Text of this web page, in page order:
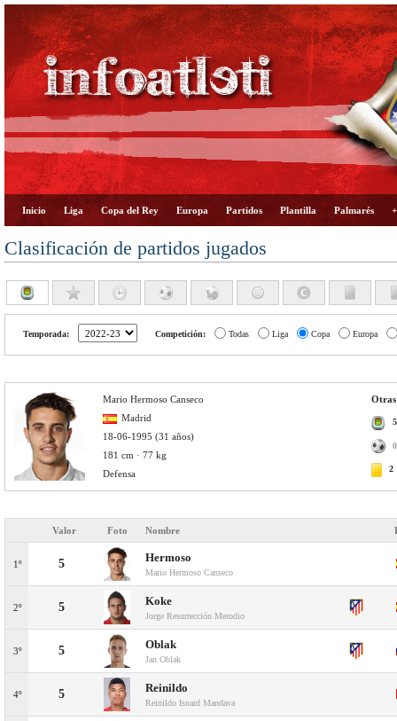
Inicio Liga Copa del Rey Europa Partidos Plantilla Palmarés
Clasificación de partidos jugados
Temporada: Competición: Todas Liga Copa Europa
Otras
5
0
2
Mario Hermoso Canseco
Madrid
18-06-1995 (31 años)
181 cm · 77 kg
Defensa
Valor Foto Nombre
1º 5 Hermoso
Mario Hermoso Canseco
2º 5 Koke
Jorge Resurrección Merodio
3º 5 Oblak
Jan Oblak
4º 5 Reinildo
Reinildo Isnard Mandava